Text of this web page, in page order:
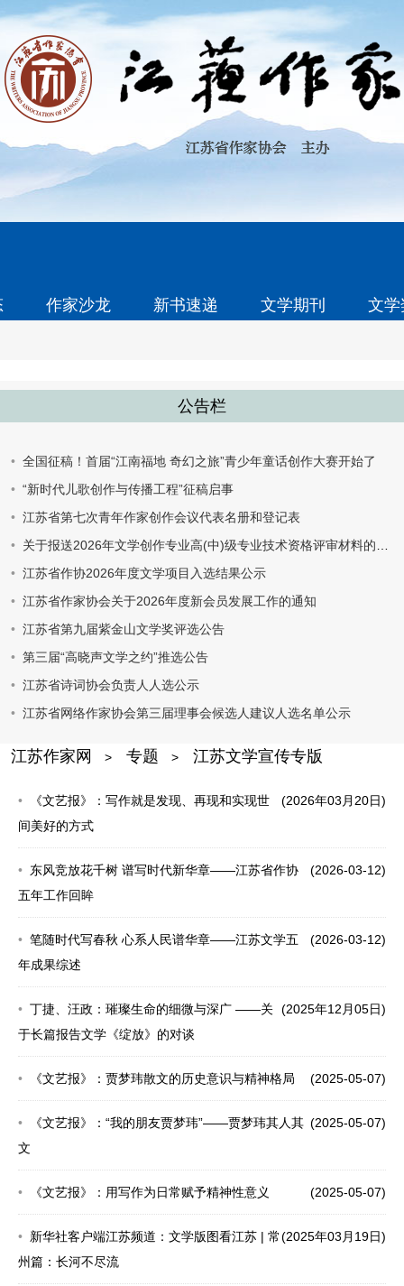
作家沙龙 新书速递 文学期刊 文
公告栏
全国征稿！首届“江南福地 奇幻之旅”青少年童话创作大赛开始了
“新时代儿歌创作与传播工程”征稿启事
江苏省第七次青年作家创作会议代表名册和登记表
关于报送2026年文学创作专业高(中)级专业技术资格评审材料的通知
江苏省作协2026年度文学项目入选结果公示
江苏省作家协会关于2026年度新会员发展工作的通知
江苏省第九届紫金山文学奖评选公告
第三届“高晓声文学之约”推选公告
江苏省诗词协会负责人人选公示
江苏省网络作家协会第三届理事会候选人建议人选名单公示
江苏作家网 > 专题 > 江苏文学宣传专版
(2026年03月20日)
《文艺报》：写作就是发现、再现和实现世
间美好的方式
(2026-03-12)
东风竞放花千树 谱写时代新华章——江苏省作协
五年工作回眸
(2026-03-12)
笔随时代写春秋 心系人民谱华章——江苏文学五
年成果综述
(2025年12月05日)
丁捷、汪政：璀璨生命的细微与深广 ——关
于长篇报告文学《绽放》的对谈
(2025-05-07)
《文艺报》：贾梦玮散文的历史意识与精神格局
(2025-05-07)
《文艺报》：“我的朋友贾梦玮”——贾梦玮其人其
文
(2025-05-07)
《文艺报》：用写作为日常赋予精神性意义
(2025年03月19日)
新华社客户端江苏频道：文学版图看江苏 | 常
州篇：长河不尽流